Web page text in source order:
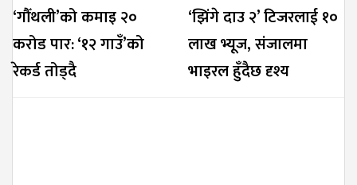
‘गौँथली’को कमाइ २०
करोड पार: ‘१२ गाउँ’को
रेकर्ड तोड्दै
‘झिंगे दाउ २’ टिजरलाई १०
लाख भ्यूज, संजालमा
भाइरल हुँदैछ दृश्य